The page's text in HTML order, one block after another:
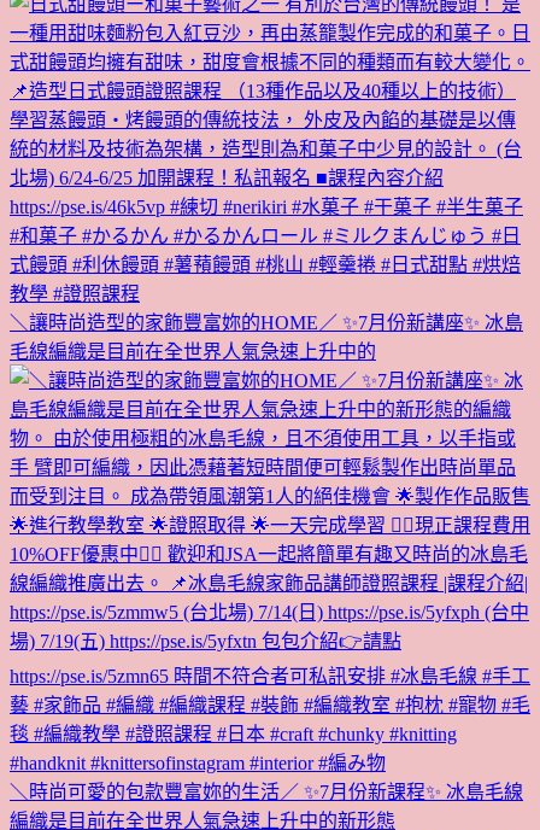
＼讓時尚造型的家飾豐富妳的HOME／ ✨7月份新講座✨ 冰島
毛線編織是目前在全世界人氣急速上升中的
＼時尚可愛的包款豐富妳的生活／ ✨7月份新課程✨ 冰島毛線
編織是目前在全世界人氣急速上升中的新形態